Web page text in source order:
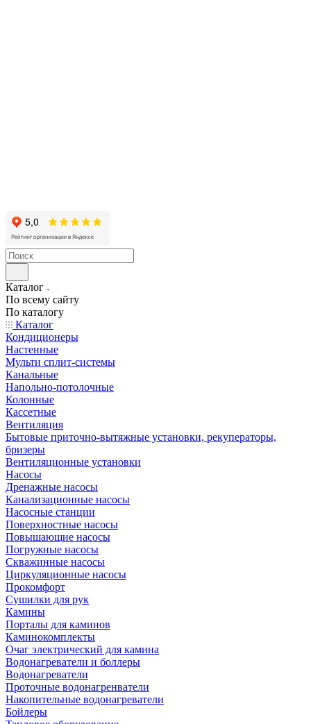
Каталог
По всему сайту
По каталогу
Каталог
Кондиционеры
Настенные
Мульти сплит-системы
Канальные
Напольно-потолочные
Колонные
Кассетные
Вентиляция
Бытовые приточно-вытяжные установки, рекуператоры,
бризеры
Вентиляционные установки
Насосы
Дренажные насосы
Канализационные насосы
Насосные станции
Поверхностные насосы
Повышающие насосы
Погружные насосы
Скважинные насосы
Циркуляционные насосы
Прокомфорт
Сушилки для рук
Камины
Порталы для каминов
Каминокомплекты
Очаг электрический для камина
Водонагреватели и боллеры
Водонагреватели
Проточные водонагренватели
Накопительные водонагреватели
Бойлеры